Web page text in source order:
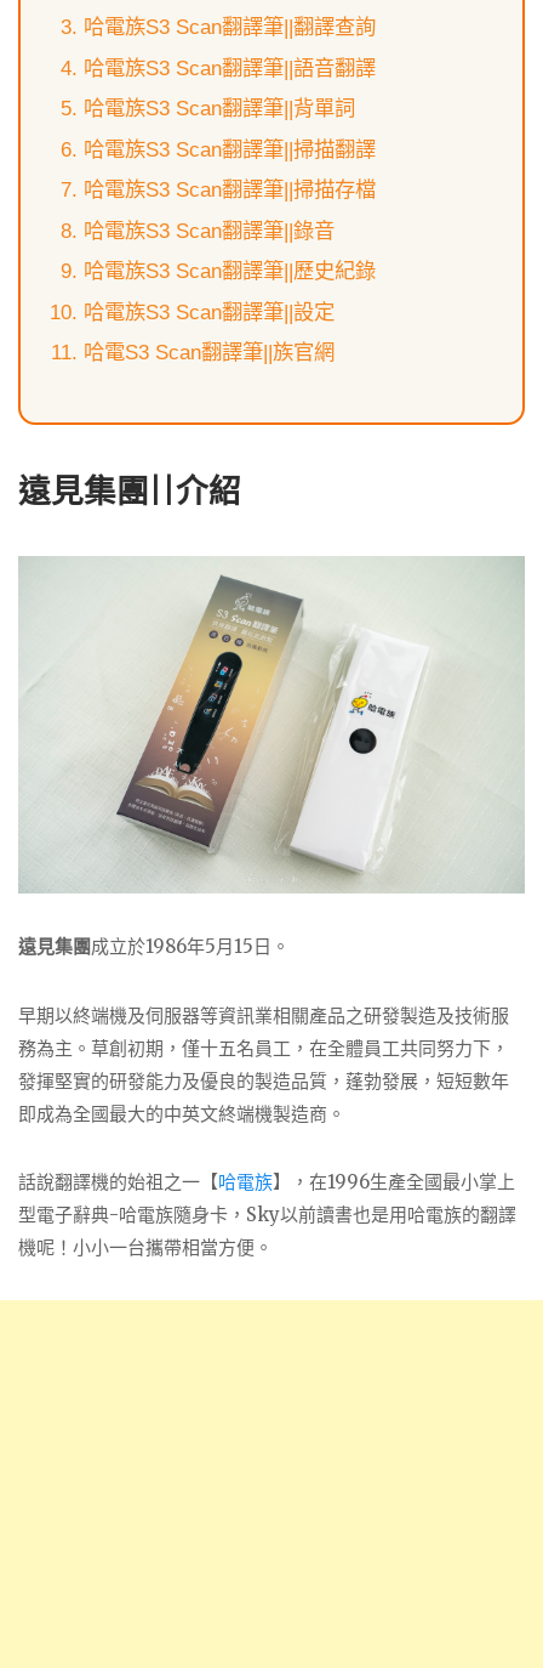
哈電族S3 Scan翻譯筆||翻譯查詢
哈電族S3 Scan翻譯筆||語音翻譯
哈電族S3 Scan翻譯筆||背單詞
哈電族S3 Scan翻譯筆||掃描翻譯
哈電族S3 Scan翻譯筆||掃描存檔
哈電族S3 Scan翻譯筆||錄音
哈電族S3 Scan翻譯筆||歷史紀錄
哈電族S3 Scan翻譯筆||設定
哈電S3 Scan翻譯筆||族官網
遠見集團||介紹
遠見集團成立於1986年5月15日。
早期以終端機及伺服器等資訊業相關產品之研發製造及技術服
務為主。草創初期，僅十五名員工，在全體員工共同努力下，
發揮堅實的研發能力及優良的製造品質，蓬勃發展，短短數年
即成為全國最大的中英文終端機製造商。
話說翻譯機的始祖之一【哈電族】，在1996生產全國最小掌上
型電子辭典-哈電族隨身卡，Sky以前讀書也是用哈電族的翻譯
機呢！小小一台攜帶相當方便。